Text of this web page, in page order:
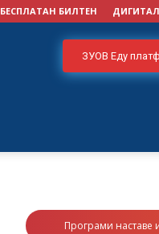
БЕСПЛАТАН БИЛТЕН
ЗУОВ Еду
Програми наставе